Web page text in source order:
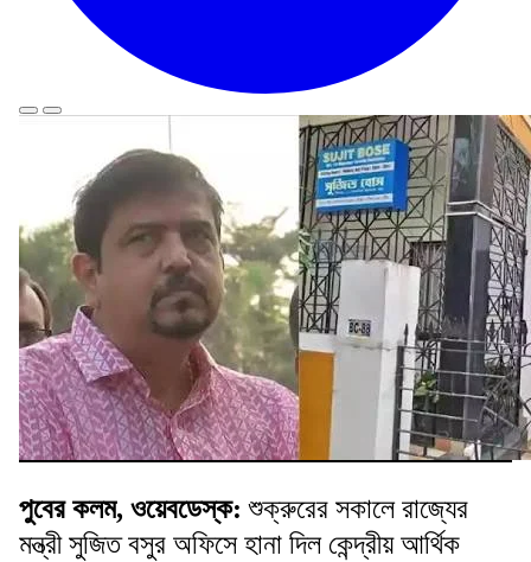
পুবের কলম, ওয়েবডেস্ক: শুক্রুরের সকালে রাজ্যের
মন্ত্রী সুজিত বসুর অফিসে হানা দিল কেন্দ্রীয় আর্থিক